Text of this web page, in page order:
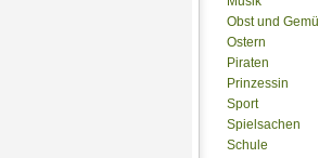
Obst und
Ostern
Piraten
Prinzessin
Sport
Spielsachen
Schule